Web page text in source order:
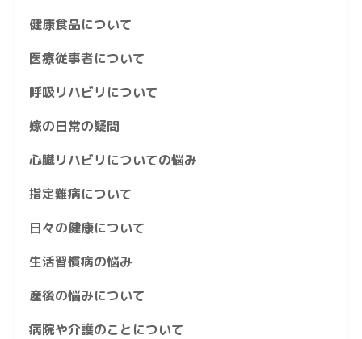
健康食品について
医療従事者について
呼吸リハビリについて
嫁の日常の疑問
心臓リハビリについての悩み
指定難病について
日々の健康について
生活習慣病の悩み
産後の悩みについて
病院や介護のことについて